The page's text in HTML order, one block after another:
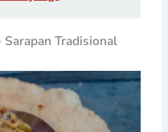
Tradisional